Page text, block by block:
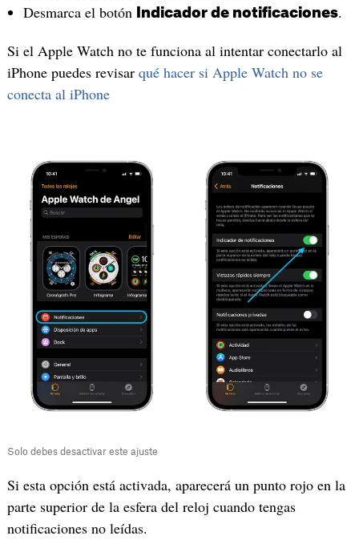
Desmarca el botón
Indicador de notificaciones.
Si el Apple Watch no te funciona al intentar conectarlo al
iPhone puedes revisar qué hacer si Apple Watch no se
conecta al iPhone
Solo debes desactivar este ajuste
Si esta opción está activada, aparecerá un punto rojo en la
parte superior de la esfera del reloj cuando tengas
notificaciones no leídas.